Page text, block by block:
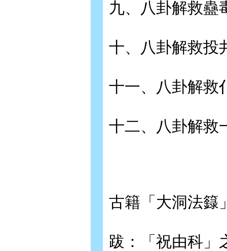
九、八卦解救蠱
十、八卦解救投
十一、八卦解救
十二、八卦解救
古籍「大洞法
跋：「祝由科」